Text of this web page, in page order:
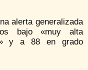
alerta generalizada
bajo «muy alta
y a 88 en grado